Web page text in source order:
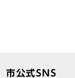
市公式SNS